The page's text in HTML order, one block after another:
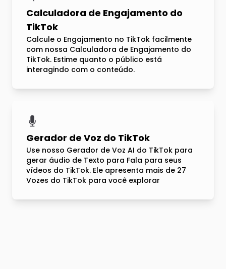
Calculadora de Engajamento do
TikTok
Calcule o Engajamento no TikTok facilmente
com nossa Calculadora de Engajamento do
TikTok. Estime quanto o público está
interagindo com o conteúdo.
Gerador de Voz do TikTok
Use nosso Gerador de Voz AI do TikTok para
gerar áudio de Texto para Fala para seus
vídeos do TikTok. Ele apresenta mais de 27
Vozes do TikTok para você explorar